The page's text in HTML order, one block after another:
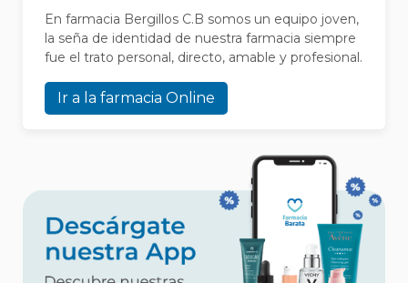
En farmacia Bergillos C.B somos un equipo joven,
la seña de identidad de nuestra farmacia siempre
fue el trato personal, directo, amable y profesional.
Ir a la farmacia Online